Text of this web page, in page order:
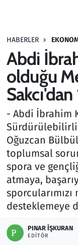
HABERLER
Abdi
olduğu
- Abdi İbrahim
Oğuzcan
toplumsal
spora ve
atmaya,
desteklemeye
PINAR İŞKURAN
EDITÖR
Haber
Kültür Sanat
Kurumsal
Lezzet
Memur ve
Otomobil
Oyun
Ramazan